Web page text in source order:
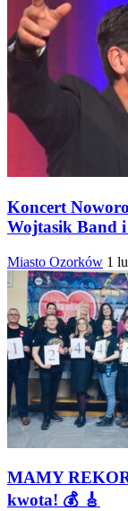
Koncert
Wojtasik Band
Miasto Ozorków 1
MAMY
kwota! 💰 🎸